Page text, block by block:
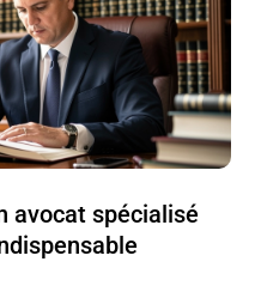
avocat spécialisé